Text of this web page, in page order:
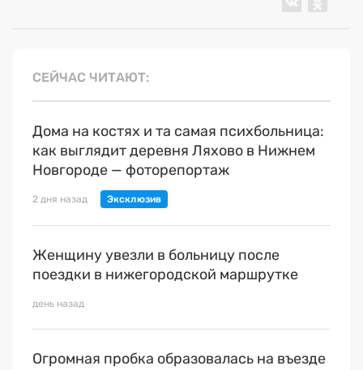
СЕЙЧАС ЧИТАЮТ
Дома на костях и та самая психбольница:
как выглядит деревня Ляхово в Нижнем
Новгороде — фоторепортаж
2 дня назад
Женщину увезли в больницу после
поездки в нижегородской маршрутке
день назад
Огромная пробка образовалась на въезде